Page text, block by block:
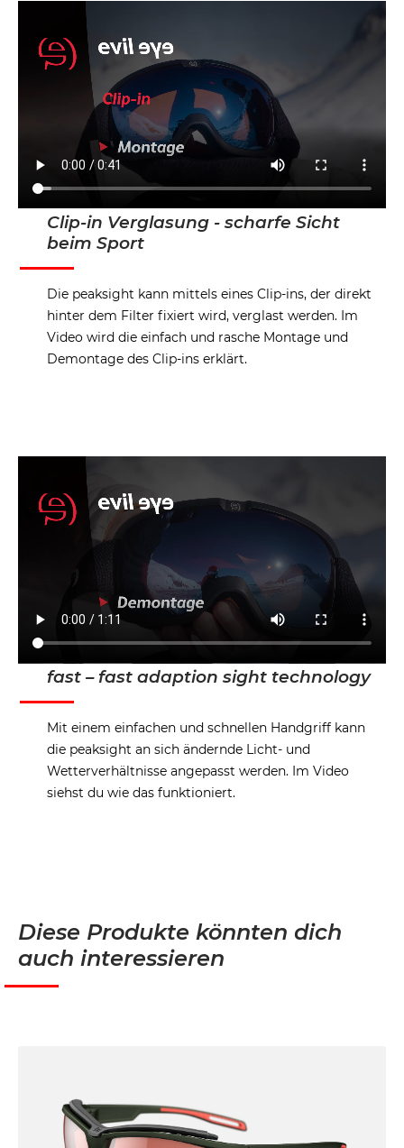
Clip-in Verglasung - scharfe Sicht
beim Sport
Die peaksight kann mittels eines Clip-ins, der direkt
hinter dem Filter fixiert wird, verglast werden. Im
Video wird die einfach und rasche Montage und
Demontage des Clip-ins erklärt.
fast – fast adaption sight technology
Mit einem einfachen und schnellen Handgriff kann
die peaksight an sich ändernde Licht- und
Wetterverhältnisse angepasst werden. Im Video
siehst du wie das funktioniert.
Diese Produkte könnten dich
auch interessieren